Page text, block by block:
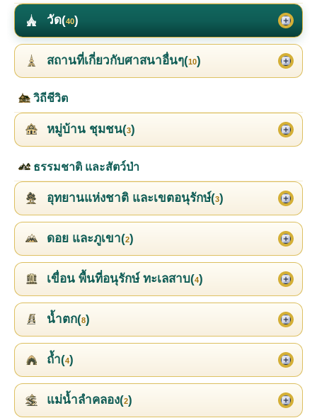
วัด(40)
สถานที่เกี่ยวกับศาสนาอื่นๆ(10)
วิถีชีวิต
หมู่บ้าน ชุมชน(3)
ธรรมชาติ และสัตว์ป่า
อุทยานแห่งชาติ และเขตอนุรักษ์(3)
ดอย และภูเขา(2)
เขื่อน พื้นที่อนุรักษ์ ทะเลสาบ(4)
น้ำตก(8)
ถ้ำ(4)
แม่น้ำลำคลอง(2)